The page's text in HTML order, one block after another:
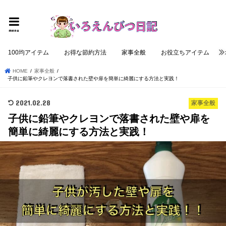
menu
100均アイテム お得な節約方法 家事全般 お役立ちアイテム
HOME
家事全般
子供に鉛筆やクレヨンで落書された壁や扉を簡単に綺麗にする方法と実践！
家事全般
2021.02.28
子供に鉛筆やクレヨンで落書された壁や扉を
簡単に綺麗にする方法と実践！